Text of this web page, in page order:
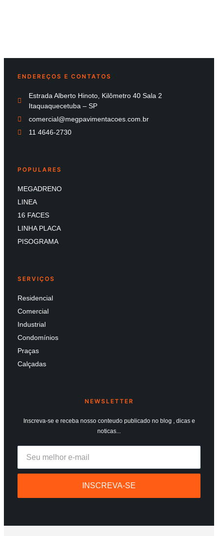
ENDEREÇOS E CONTATOS
Estrada Alberto Hinoto, Kilômetro 40 Sala 2
Itaquaquecetuba – SP
comercial@megpavimentacoes.com.br
11 4646-2730
POPULARES
MEGADRENO
LINEA
16 FACES
LINHA PLACA
PISOGRAMA
SERVIÇOS
Residencial
Comercial
Industrial
Condomínios
Praças
Calçadas
NEWSLETTER
Inscreva-se e receba nosso conteudo publicado no blog , dicas e
noticas...
INSCREVA-SE